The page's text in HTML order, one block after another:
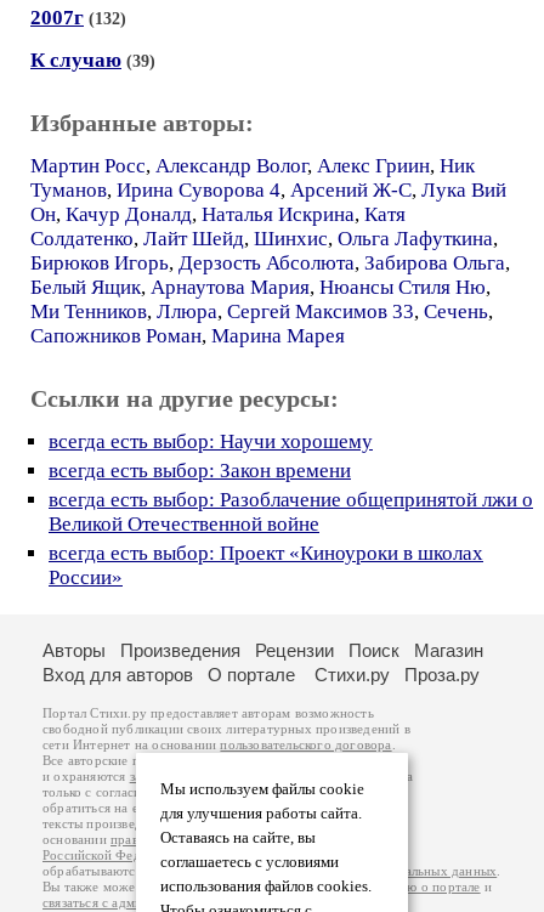
2007г (132)
К случаю (39)
Избранные авторы:
Мартин Росс, Александр Волог, Алекс Гриин, Ник
Туманов, Ирина Суворова 4, Арсений Ж-С, Лука Вий
Он, Качур Доналд, Наталья Искрина, Катя
Солдатенко, Лайт Шейд, Шинхис, Ольга Лафуткина,
Бирюков Игорь, Дерзость Абсолюта, Забирова Ольга,
Белый Ящик, Арнаутова Мария, Нюансы Стиля Ню,
Ми Тенников, Ллюра, Сергей Максимов 33, Сечень,
Сапожников Роман, Марина Марея
Ссылки на другие ресурсы:
всегда есть выбор: Научи хорошему
всегда есть выбор: Закон времени
всегда есть выбор: Разоблачение общепринятой лжи о
Великой Отечественной войне
всегда есть выбор: Проект «Киноуроки в школах
России»
Мы используем файлы cookie
для улучшения работы сайта.
Оставаясь на сайте, вы
соглашаетесь с условиями
использования файлов cookies.
Авторы Произведения Рецензии Поиск
Магазин
Вход для авторов
О портале Стихи.ру Проза.ру
Портал Стихи.ру предоставляет авторам возможность
свободной публикации своих литературных произведений в
сети Интернет на основаниипользовательского договора
Все авторские права на произведения принадлежат авторам
и охраняются законом
. Перепечатка произведений возможна
только с согласия его автора, к которому вы можете
обратиться на его авторской странице. Ответственность за
тексты произведений авторы несут самостоятельно на
основанииправил публикацииизаконодательства
Российской Федерации
обрабатываются на основанииПолитики обработки персональных данных
Вы также можете посмотреть более подробнуюинформацию о портале и
связаться с администрацией